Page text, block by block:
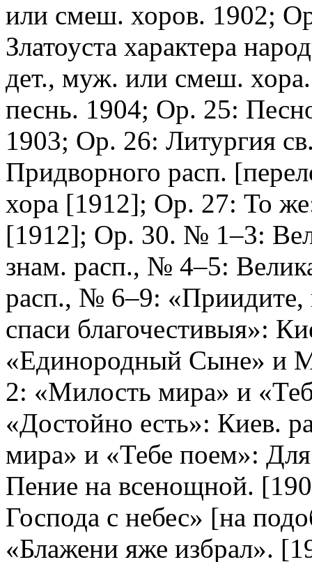
или смеш. хоров. 1902;
Златоуста характера
дет., муж. или смеш.
песнь. 1904; Op. 25:
1903; Op. 26: Литургия
Придворного расп.
хора [1912]; Op. 27: То
[1912]; Op. 30. № 1–3:
знам. расп., № 4–5:
расп., № 6–9: «Приидите,
спаси благочестивыя»:
«Единородный Сыне» и
2: «Милость мира» и
«Достойно есть»: Киев.
мира» и «Тебе поем»:
Пение на всенощной.
Господа с небес» [на
«Блажени яже избрал».